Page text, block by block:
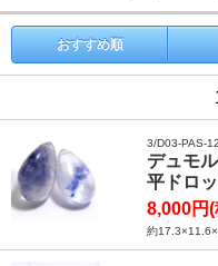
おすすめ順
3/D03-PAS-
デュモ
平ドロ
8,000円
約